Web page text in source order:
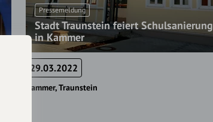
Pressemeldung
Stadt Traunstein feiert Schulsanierung
in Kammer
29.03.2022
Kammer Traunstein